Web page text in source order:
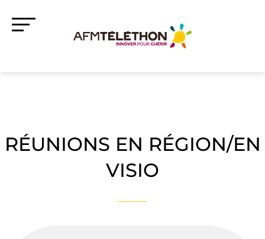
RÉUNIONS EN RÉGION/EN
VISIO